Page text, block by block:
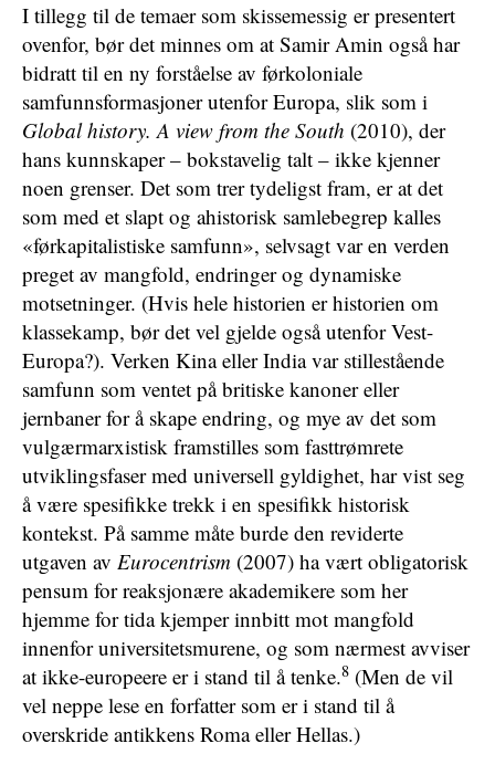
I tillegg til de temaer som skissemessig er presentert
ovenfor, bør det minnes om at Samir Amin også har
bidratt til en ny forståelse av førkoloniale
samfunnsformasjoner utenfor Europa, slik som i
Global history. A view from the South (2010), der
hans kunnskaper – bokstavelig talt – ikke kjenner
noen grenser. Det som trer tydeligst fram, er at det
som med et slapt og ahistorisk samlebegrep kalles
«førkapitalistiske samfunn», selvsagt var en verden
preget av mangfold, endringer og dynamiske
motsetninger. (Hvis hele historien er historien om
klassekamp, bør det vel gjelde også utenfor Vest-
Europa?). Verken Kina eller India var stillestående
samfunn som ventet på britiske kanoner eller
jernbaner for å skape endring, og mye av det som
vulgærmarxistisk framstilles som fasttrømrete
utviklingsfaser med universell gyldighet, har vist seg
å være spesifikke trekk i en spesifikk historisk
kontekst. På samme måte burde den reviderte
utgaven av Eurocentrism (2007) ha vært obligatorisk
pensum for reaksjonære akademikere som her
hjemme for tida kjemper innbitt mot mangfold
innenfor universitetsmurene, og som nærmest avviser
at ikke-europeere er i stand til å tenke.8 (Men de vil
vel neppe lese en forfatter som er i stand til å
overskride antikkens Roma eller Hellas.)